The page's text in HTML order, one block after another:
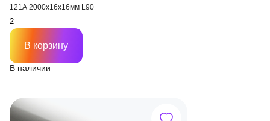
121A 2000х16х16мм L90
В наличии
В корзину